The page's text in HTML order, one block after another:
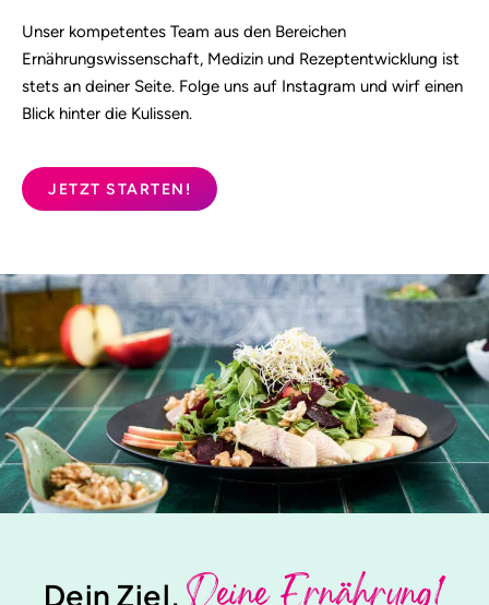
Unser kompetentes Team aus den Bereichen
Ernährungswissenschaft, Medizin und Rezeptentwicklung ist
stets an deiner Seite. Folge uns auf Instagram und wirf einen
Blick hinter die Kulissen.
JETZT STARTEN!
Dein Ziel.